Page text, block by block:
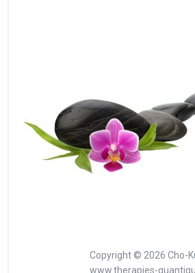
Copyright © 2026 Cho-
www.therapies-